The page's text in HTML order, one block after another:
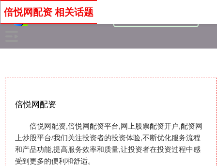
倍悦网配资
倍悦网配资,倍悦网配资平台,网上股票配资开户,配资网
上炒股平台/我们关注投资者的投资体验,不断优化服务流程
和产品功能,提高服务效率和质量,让投资者在投资过程中感
受到更多的便利和舒适。
倍悦网配资 相关话题